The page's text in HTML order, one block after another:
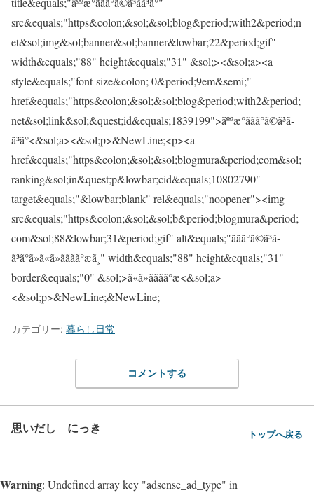
カテゴリー: 暮らし日常
コメントする
思いだし にっき トップへ戻る
Warning: Undefined array key "adsense_ad_type" in